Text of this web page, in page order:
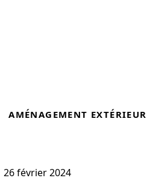
AMÉNAGEMENT EXTÉRIEUR
26 février 2024